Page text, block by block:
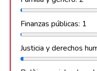
Finanzas públicas: 1
Justicia y derechos